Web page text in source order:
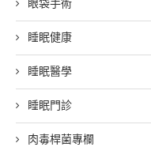
眼袋手術
睡眠健康
睡眠醫學
睡眠門診
肉毒桿菌專欄